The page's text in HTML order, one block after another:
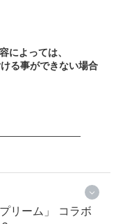
によっては、
る事ができない場合
リーム」 コラボ